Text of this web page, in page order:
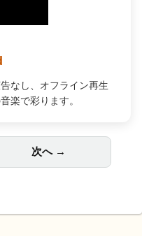
なし、オフライン再生
楽で彩ります。
次へ →